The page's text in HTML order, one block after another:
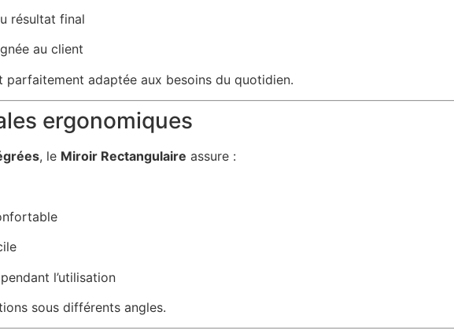
résultat final
au client
parfaitement adaptée aux besoins du quotidien.
ergonomiques
, le Miroir Rectangulaire assure :
l’utilisation
sous différents angles.